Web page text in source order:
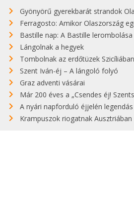
Gyönyörű gyerekbarát strandok
Ferragosto: Amikor Olaszország
Bastille nap: A Bastille lerombolása az
Lángolnak a hegyek
Tombolnak az erdőtüzek
Szent Iván-éj – A lángoló folyó
Graz adventi vásárai
Már 200 éves a „Csendes éj!
A nyári napforduló éjjelén legendás hegyi
Krampuszok riogatnak Ausztriában